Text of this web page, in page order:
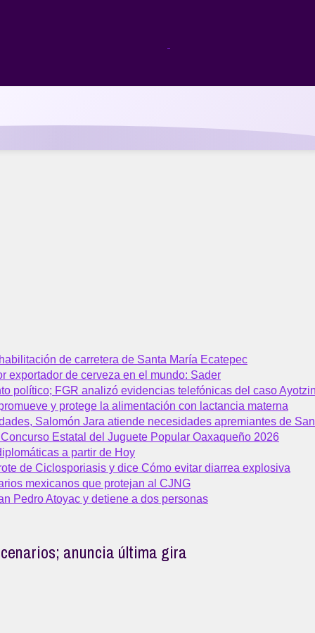
de carretera de Santa María Ecatepec
exportador de cerveza en el mundo: Sader
político; FGR analizó evidencias telefónicas del caso
y protege la alimentación con lactancia materna
Salomón Jara atiende necesidades apremiantes de
Estatal del Juguete Popular Oaxaqueño 2026
a partir de Hoy
de Ciclosporiasis y dice Cómo evitar diarrea explosiva
mexicanos que protejan al CJNG
Pedro Atoyac y detiene a dos personas
anuncia última gira